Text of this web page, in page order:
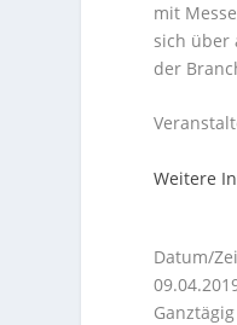
mit
sich über
der
Weitere
Datum/
Ganztägig